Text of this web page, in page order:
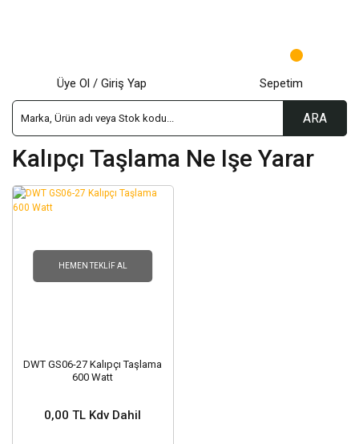
ARA
Üye Ol / Giriş Yap Sepetim
Kalıpçı Taşlama Ne Işe Yarar
HEMEN TEKLIF AL
DWT GS06-27 Kalıpçı Taşlama
600 Watt
0,00 TL Kdv Dahil